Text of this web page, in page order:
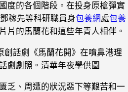
度的各個階段。在投身原槍彈實
稼先等科研職員身包養網處包養
片的馬蘭花和這些年青人相伴。
創話劇《馬蘭花開》在噴鼻港理
劇劇照。清華年夜學供圖
、周遭的狀況惡下等艱苦和一